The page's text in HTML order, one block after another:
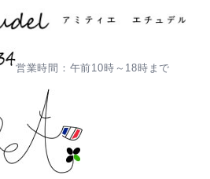
営業時間：午前10時～18時まで